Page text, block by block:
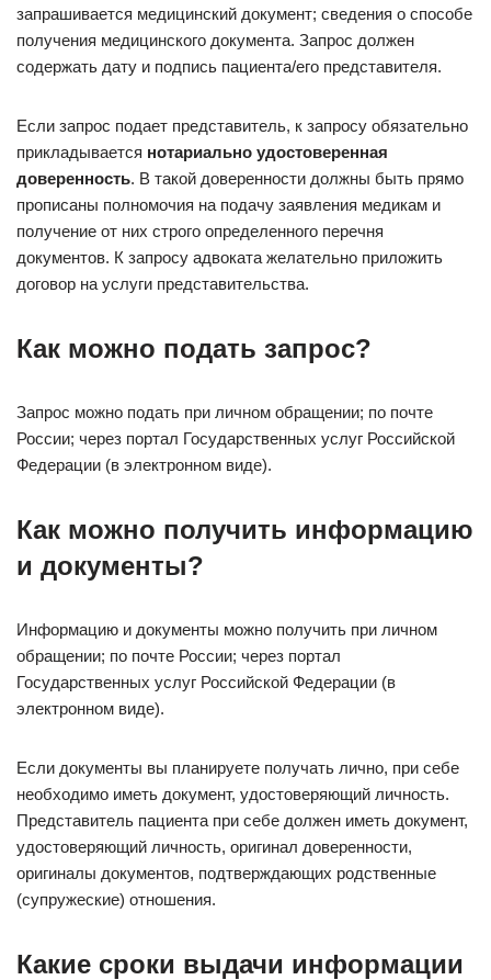
запрашивается медицинский документ; сведения о способе
получения медицинского документа. Запрос должен
содержать дату и подпись пациента/его представителя.
Если запрос подает представитель, к запросу обязательно
прикладывается нотариально удостоверенная
доверенность. В такой доверенности должны быть прямо
прописаны полномочия на подачу заявления медикам и
получение от них строго определенного перечня
документов. К запросу адвоката желательно приложить
договор на услуги представительства.
Как можно подать запрос?
Запрос можно подать при личном обращении; по почте
России; через портал Государственных услуг Российской
Федерации (в электронном виде).
Как можно получить информацию
и документы?
Информацию и документы можно получить при личном
обращении; по почте России; через портал
Государственных услуг Российской Федерации (в
электронном виде).
Если документы вы планируете получать лично, при себе
необходимо иметь документ, удостоверяющий личность.
Представитель пациента при себе должен иметь документ,
удостоверяющий личность, оригинал доверенности,
оригиналы документов, подтверждающих родственные
(супружеские) отношения.
Какие сроки выдачи информации